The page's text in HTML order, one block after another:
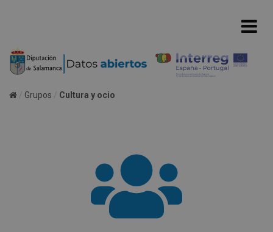
Grupos Cultura y ocio